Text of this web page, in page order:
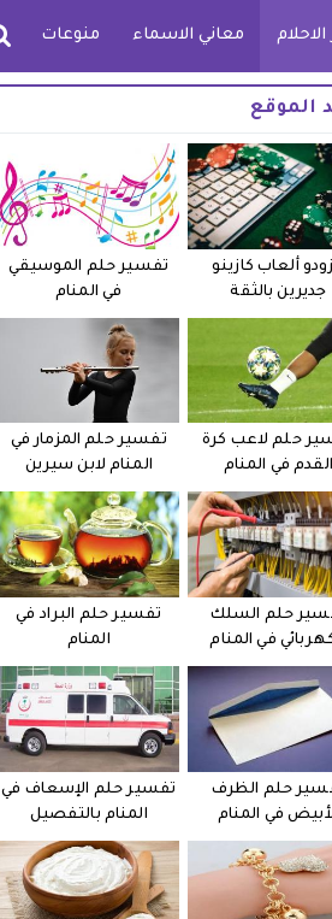
معاني الاسماء منوعات
الموقع
ألعاب كازينو
جديرين بالثقة
تفسير حلم الموسيقي
في المنام
حلم لاعب كرة
القدم في المنام
تفسير حلم المزمار في
المنام لابن سيرين
حلم السلك
في المنام
تفسير حلم البراد في
المنام
حلم الظرف
في المنام
تفسير حلم الإسعاف في
المنام بالتفصيل